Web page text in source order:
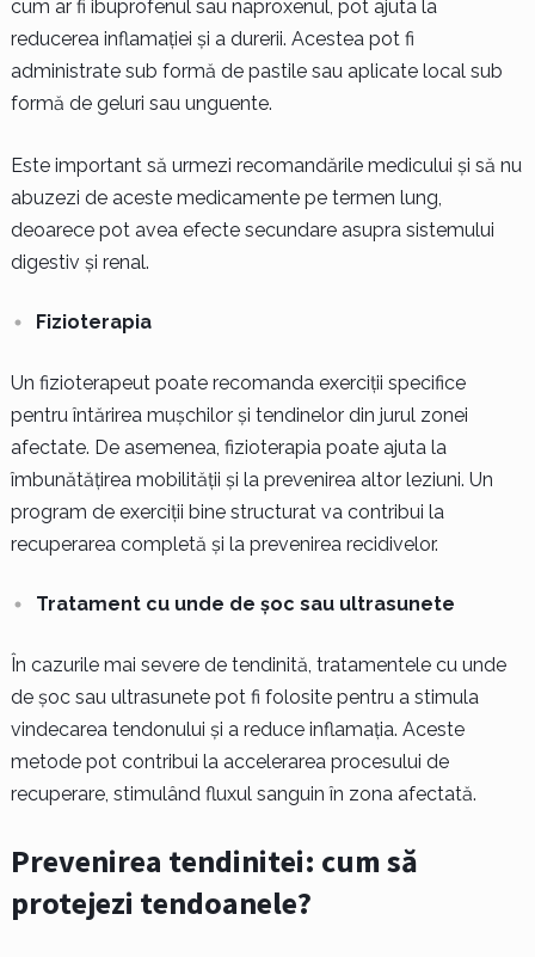
cum ar fi ibuprofenul sau naproxenul, pot ajuta la
reducerea inflamației și a durerii. Acestea pot fi
administrate sub formă de pastile sau aplicate local sub
formă de geluri sau unguente.
Este important să urmezi recomandările medicului și să nu
abuzezi de aceste medicamente pe termen lung,
deoarece pot avea efecte secundare asupra sistemului
digestiv și renal.
Fizioterapia
Un fizioterapeut poate recomanda exerciții specifice
pentru întărirea mușchilor și tendinelor din jurul zonei
afectate. De asemenea, fizioterapia poate ajuta la
îmbunătățirea mobilității și la prevenirea altor leziuni. Un
program de exerciții bine structurat va contribui la
recuperarea completă și la prevenirea recidivelor.
Tratament cu unde de șoc sau ultrasunete
În cazurile mai severe de tendinită, tratamentele cu unde
de șoc sau ultrasunete pot fi folosite pentru a stimula
vindecarea tendonului și a reduce inflamația. Aceste
metode pot contribui la accelerarea procesului de
recuperare, stimulând fluxul sanguin în zona afectată.
Prevenirea tendinitei: cum să
protejezi tendoanele?